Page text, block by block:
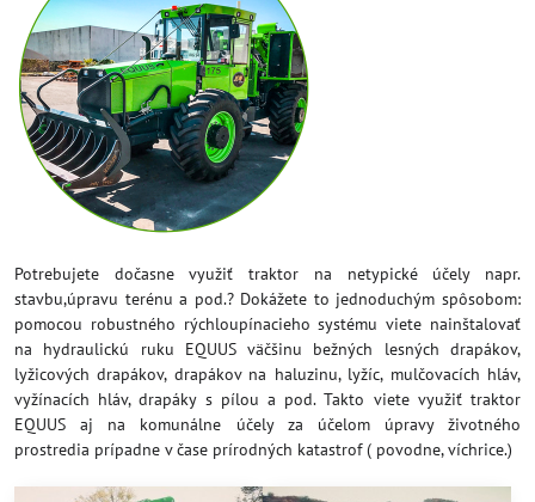
Potrebujete dočasne využiť traktor na netypické účely napr.
stavbu,úpravu terénu a pod.? Dokážete to jednoduchým spôsobom:
pomocou robustného rýchloupínacieho systému viete nainštalovať
na hydraulickú ruku EQUUS väčšinu bežných lesných drapákov,
lyžicových drapákov, drapákov na haluzinu, lyžíc, mulčovacích hláv,
vyžínacích hláv, drapáky s pílou a pod. Takto viete využiť traktor
EQUUS aj na komunálne účely za účelom úpravy životného
prostredia prípadne v čase prírodných katastrof ( povodne, víchrice.)